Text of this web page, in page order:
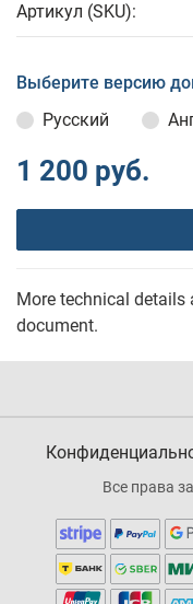
Артикул (SKU):
Выберите версию
Русский
1 200 руб.
More technical details
document.
Все права